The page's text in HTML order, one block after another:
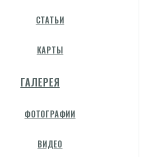
СТАТЬИ
КАРТЫ
ГАЛЕРЕЯ
ФОТОГРАФИИ
ВИДЕО